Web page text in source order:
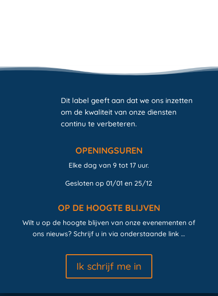
Dit label geeft aan dat we ons inzetten
om de kwaliteit van onze diensten
continu te verbeteren.
OPENINGSUREN
Elke dag van 9 tot 17 uur.
Gesloten op 01/01 en 25/12
OP DE HOOGTE BLIJVEN
Wilt u op de hoogte blijven van onze evenementen of
ons nieuws? Schrijf u in via onderstaande link …
Ik schrijf me in